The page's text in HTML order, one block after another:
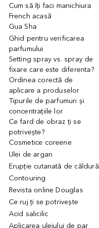
Cum să îți faci manichiura
French acasă
Gua Sha
Ghid pentru verificarea
parfumului
Setting spray vs. spray de
fixare care este diferenta?
Ordinea corectă de
aplicare a produselor
Tipurile de parfumuri și
concentrațiile lor
Ce fard de obraz ți se
potrivește?
Cosmetice coreene
Ulei de argan
Erupție cutanată de căldură
Contouring
Revista online Douglas
Ce ruj ți se potrivește
Acid salicilic
Aplicarea uleiului de par